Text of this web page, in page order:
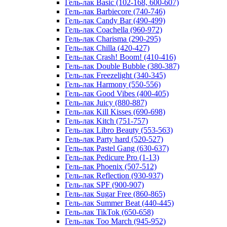
Гель-лак Basic (102-168, 600-607)
Гель-лак Barbiecore (740-746)
Гель-лак Candy Bar (490-499)
Гель-лак Coachella (960-972)
Гель-лак Charisma (290-295)
Гель-лак Chilla (420-427)
Гель-лак Crash! Boom! (410-416)
Гель-лак Double Bubble (380-387)
Гель-лак Freezelight (340-345)
Гель-лак Harmony (550-556)
Гель-лак Good Vibes (400-405)
Гель-лак Juicy (880-887)
Гель-лак Kill Kisses (690-698)
Гель-лак Kitch (751-757)
Гель-лак Libro Beauty (553-563)
Гель-лак Party hard (520-527)
Гель-лак Pastel Gang (630-637)
Гель-лак Pedicure Pro (1-13)
Гель-лак Phoenix (507-512)
Гель-лак Reflection (930-937)
Гель-лак SPF (900-907)
Гель-лак Sugar Free (860-865)
Гель-лак Summer Beat (440-445)
Гель-лак TikTok (650-658)
Гель-лак Too March (945-952)